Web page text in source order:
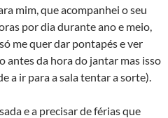
mim, que acompanhei o seu
por dia durante ano e meio,
me quer dar pontapés e ver
antes da hora do jantar mas isso
a ir para a sala tentar a sorte).
e a precisar de férias que